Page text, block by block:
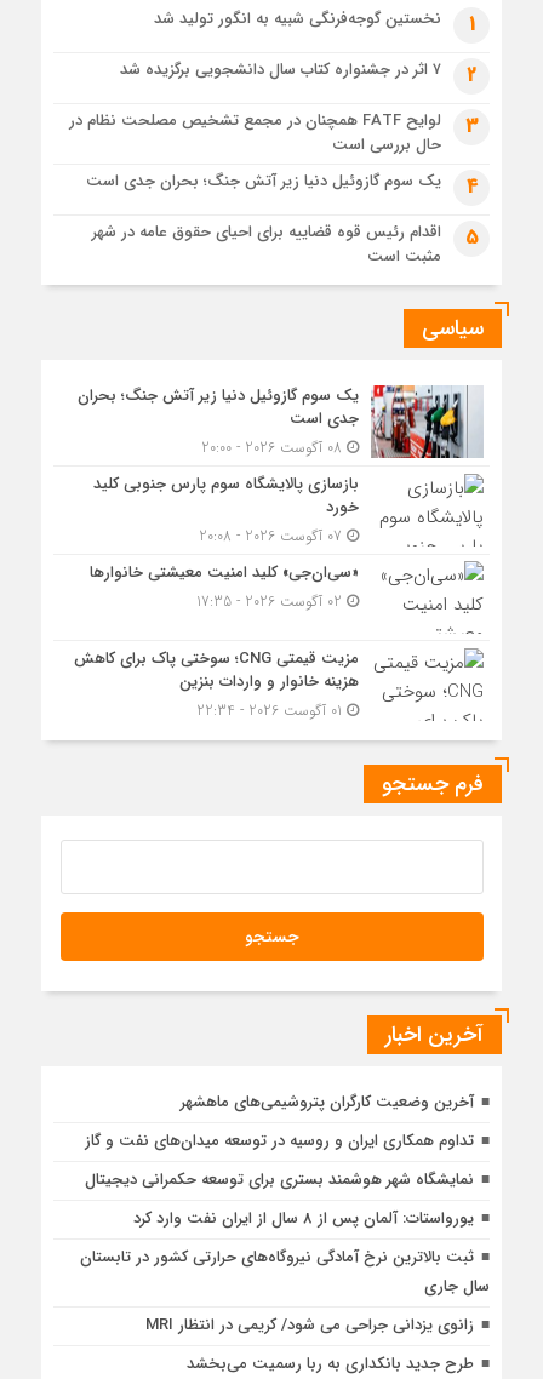
«سی‌ان‌جی» کلید امنیت معیشتی خانوارها
جزئیات تازه از اصلاح قیمت بنزین
1 نخستین گوجه‌فرنگی شبیه به انگور تولید شد
2 ۷ اثر در جشنواره کتاب سال دانشجویی برگزیده شد
3
لوایح FATF همچنان در مجمع تشخیص مصلحت نظام در
حال بررسی است
4 یک سوم گازوئیل دنیا زیر آتش جنگ؛ بحران جدی است
5
اقدام رئیس قوه قضاییه برای احیای حقوق عامه در شهر
مثبت است
سیاسی
یک سوم گازوئیل دنیا زیر آتش جنگ؛ بحران
جدی است
بازسازی پالایشگاه سوم پارس جنوبی کلید
خورد
«سی‌ان‌جی» کلید امنیت معیشتی خانوارها
مزیت قیمتی CNG؛ سوختی پاک برای کاهش
هزینه خانوار و واردات بنزین
فرم جستجو
آخرین اخبار
آخرین وضعیت کارگران پتروشیمی‌های ماهشهر
تداوم همکاری ایران و روسیه در توسعه میدان‌های نفت و گاز
نمایشگاه شهر هوشمند بستری برای توسعه حکمرانی دیجیتال
یورواستات: آلمان پس از 8 سال از ایران نفت وارد کرد
ثبت بالاترین نرخ آمادگی نیروگاه‌های حرارتی کشور در تابستان
سال جاری
زانوی یزدانی جراحی می شود/ کریمی در انتظار MRI
طرح جدید بانکداری به ربا رسمیت می‌بخشد